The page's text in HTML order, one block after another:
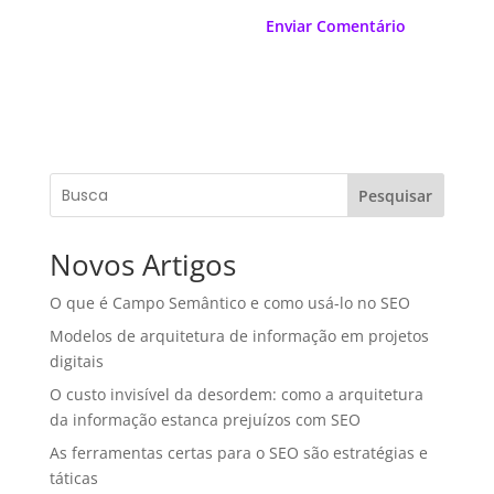
Pesquisar
Novos Artigos
O que é Campo Semântico e como usá-lo no SEO
Modelos de arquitetura de informação em projetos
digitais
O custo invisível da desordem: como a arquitetura
da informação estanca prejuízos com SEO
As ferramentas certas para o SEO são estratégias e
táticas